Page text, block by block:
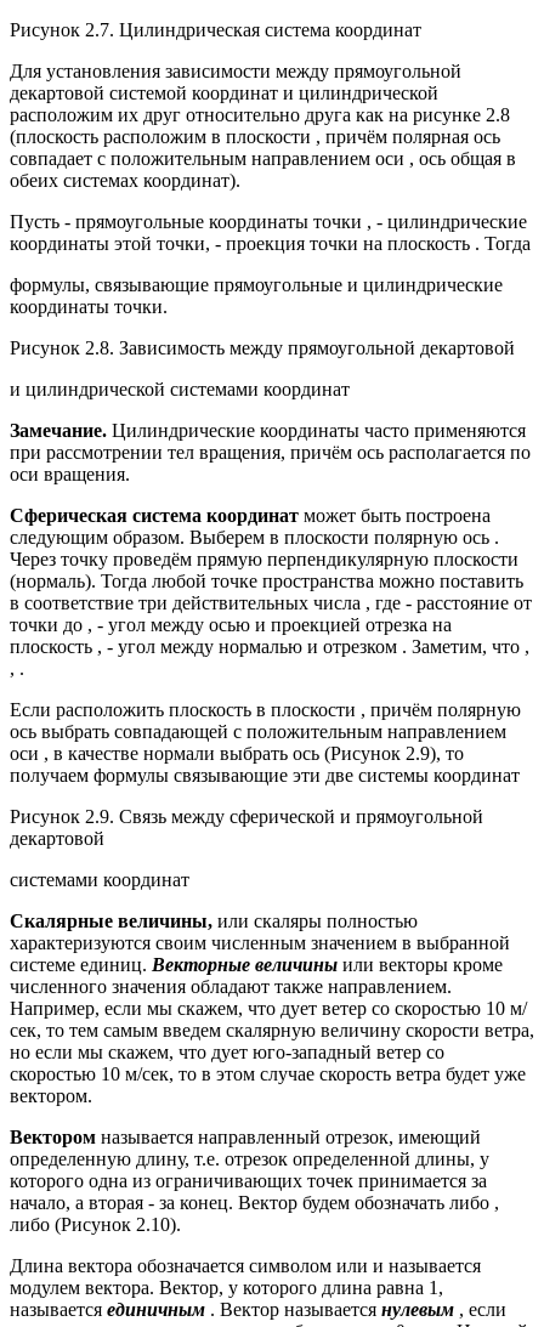
Рисунок 2.7. Цилиндрическая система координат
Для установления зависимости между прямоугольной
декартовой системой координат и цилиндрической
расположим их друг относительно друга как на рисунке 2.8
(плоскость расположим в плоскости , причём полярная ось
совпадает с положительным направлением оси , ось общая в
обеих системах координат).
Пусть - прямоугольные координаты точки , - цилиндрические
координаты этой точки, - проекция точки на плоскость . Тогда
формулы, связывающие прямоугольные и цилиндрические
координаты точки.
Рисунок 2.8. Зависимость между прямоугольной декартовой
и цилиндрической системами координат
Замечание. Цилиндрические координаты часто применяются
при рассмотрении тел вращения, причём ось располагается по
оси вращения.
Сферическая система координат может быть построена
следующим образом. Выберем в плоскости полярную ось .
Через точку проведём прямую перпендикулярную плоскости
(нормаль). Тогда любой точке пространства можно поставить
в соответствие три действительных числа , где - расстояние от
точки до , - угол между осью и проекцией отрезка на
плоскость , - угол между нормалью и отрезком . Заметим, что ,
, .
Если расположить плоскость в плоскости , причём полярную
ось выбрать совпадающей с положительным направлением
оси , в качестве нормали выбрать ось (Рисунок 2.9), то
получаем формулы связывающие эти две системы координат
Рисунок 2.9. Связь между сферической и прямоугольной
декартовой
системами координат
Скалярные величины, или скаляры полностью
характеризуются своим численным значением в выбранной
системе единиц. Векторные величины или векторы кроме
численного значения обладают также направлением.
Например, если мы скажем, что дует ветер со скоростью 10 м/
сек, то тем самым введем скалярную величину скорости ветра,
но если мы скажем, что дует юго-западный ветер со
скоростью 10 м/сек, то в этом случае скорость ветра будет уже
вектором.
Вектором называется направленный отрезок, имеющий
определенную длину, т.е. отрезок определенной длины, у
которого одна из ограничивающих точек принимается за
начало, а вторая - за конец. Вектор будем обозначать либо ,
либо (Рисунок 2.10).
Длина вектора обозначается символом или и называется
модулем вектора. Вектор, у которого длина равна 1,
называется единичным . Вектор называется нулевым , если